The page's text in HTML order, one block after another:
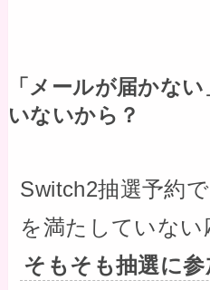
「メールが届かな
いないから？
Switch2抽選予約
を満たしていない
そもそも抽選に